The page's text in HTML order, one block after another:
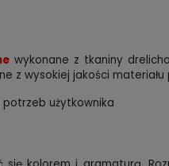
wykonane z tkaniny
z wysokiej jakości materiału
użytkownika